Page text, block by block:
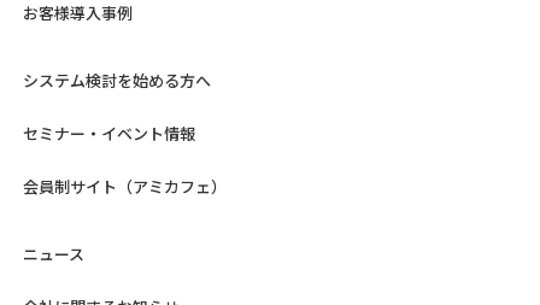
お客様導入事例
システム検討を始める方へ
セミナー・イベント情報
会員制サイト（アミカフェ）
ニュース